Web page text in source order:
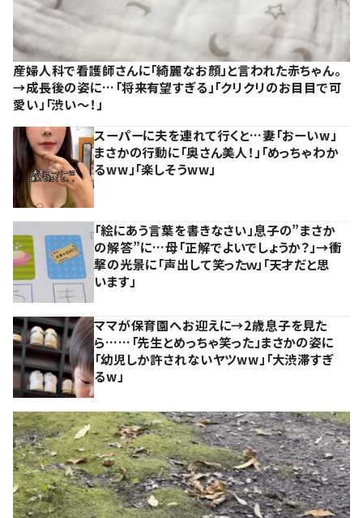
産婦人科で看護師さんに「綺麗なお顔」と言われた赤ちゃん。
→成長後の姿に…「将来有望すぎる」「クリクリのお目目で可
愛い」「渋い～！」
スーパーに夫を連れて行くと…妻「おーいw」
まさかの行動に「奥さん美人！」「めっちゃわか
るww」「楽しそうww」
「絵にあう言葉を書きなさい」息子の”まさか
の解答”に…母「正解でよいでしょうか？」→衝
撃の光景に「声出して笑ったｗ」「天才だと思
います」
ママが保育園へお迎えに→2歳息子を見た
ら……「先生とめっちゃ笑った」まさかの姿に
「幼児しか許されないヤツww」「大渋滞すぎ
るw」